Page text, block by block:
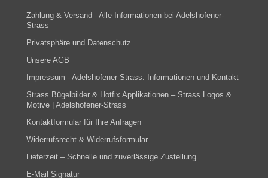
Zahlung & Versand - Alle Informationen bei Adelshofener-
Strass
Privatsphäre und Datenschutz
Unsere AGB
Impressum - Adelshofener-Strass: Informationen und Kontakt
Strass Bügelbilder & Hotfix Applikationen – Strass Logos &
Motive | Adelshofener-Strass
Kontaktformular für Ihre Anfragen
Widerrufsrecht & Widerrufsformular
Lieferzeit – Schnelle und zuverlässige Zustellung
E-Mail Signatur